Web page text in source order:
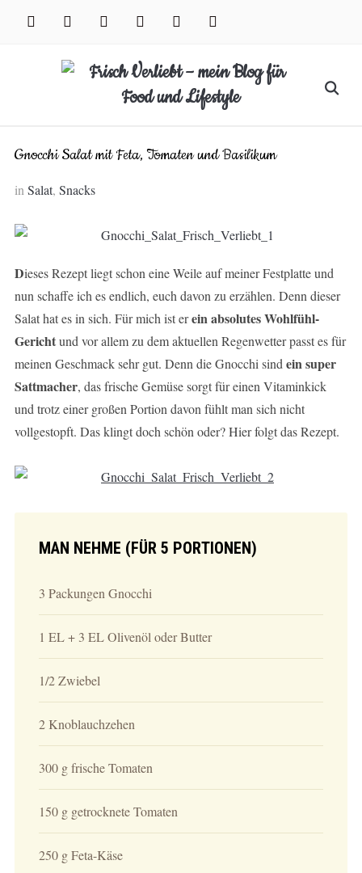
facebook instagram pinterest twitter xing youtube
Search
Gnocchi Salat mit Feta, Tomaten und Basilikum
in Salat, Snacks
Dieses Rezept liegt schon eine Weile auf meiner Festplatte und
nun schaffe ich es endlich, euch davon zu erzählen. Denn dieser
Salat hat es in sich. Für mich ist erein absolutes Wohlfühl-
Gerichtund vor allem zu dem aktuellen Regenwetter passt es für
meinen Geschmack sehr gut. Denn die Gnocchi sind ein super
Sattmacher, das frische Gemüse sorgt für einen Vitaminkick
und trotz einer großen Portion davon fühlt man sich nicht
vollgestopft. Das klingt doch schön oder? Hier folgt das Rezept.
MAN NEHME (FÜR 5 PORTIONEN)
3 Packungen Gnocchi
1 EL + 3 EL Olivenöl oder Butter
1/2 Zwiebel
2 Knoblauchzehen
300 g frische Tomaten
150 g getrocknete Tomaten
250 g Feta-Käse